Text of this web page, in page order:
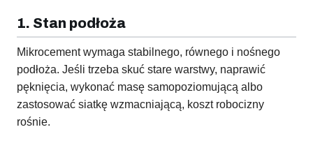
1. Stan podłoża
Mikrocement wymaga stabilnego, równego i nośnego
podłoża. Jeśli trzeba skuć stare warstwy, naprawić
pęknięcia, wykonać masę samopoziomującą albo
zastosować siatkę wzmacniającą, koszt robocizny
rośnie.